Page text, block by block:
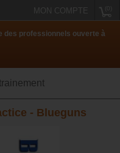
MON COMPTE
des professionnels ouverte à
- Blueguns